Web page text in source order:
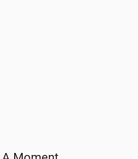
neosurf nettikasino ilmaiskierroksetدر